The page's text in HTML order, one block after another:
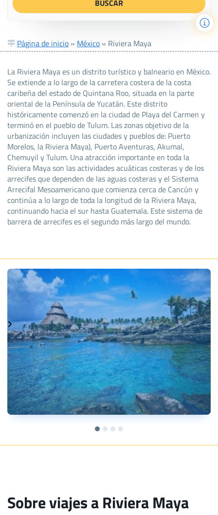
Página de inicio » México » Riviera Maya
La Riviera Maya es un distrito turístico y balneario en México.
Se extiende a lo largo de la carretera costera de la costa
caribeña del estado de Quintana Roo, situada en la parte
oriental de la Península de Yucatán. Este distrito
históricamente comenzó en la ciudad de Playa del Carmen y
terminó en el pueblo de Tulum. Las zonas objetivo de la
urbanización incluyen las ciudades y pueblos de: Puerto
Morelos, la Riviera Maya), Puerto Aventuras, Akumal,
Chemuyil y Tulum. Una atracción importante en toda la
Riviera Maya son las actividades acuáticas costeras y de los
arrecifes que dependen de las aguas costeras y el Sistema
Arrecifal Mesoamericano que comienza cerca de Cancún y
continúa a lo largo de toda la longitud de la Riviera Maya,
continuando hacia el sur hasta Guatemala. Este sistema de
barrera de arrecifes es el segundo más largo del mundo.
Sobre viajes a Riviera Maya